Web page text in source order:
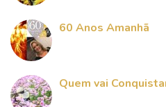
60 Anos Amanhã
Quem vai